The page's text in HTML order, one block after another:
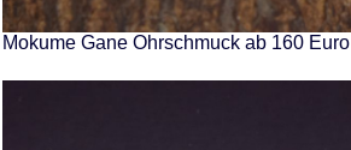
Mokume Gane Ohrschmuck ab 160 Euro